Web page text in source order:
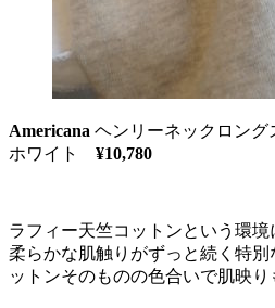
Americana ヘンリーネックロン
ホワイト ¥10,780
ラフィー天竺コットンという環境
柔らかな肌触りがずっと続く特
ットンそのものの色合いで肌映り